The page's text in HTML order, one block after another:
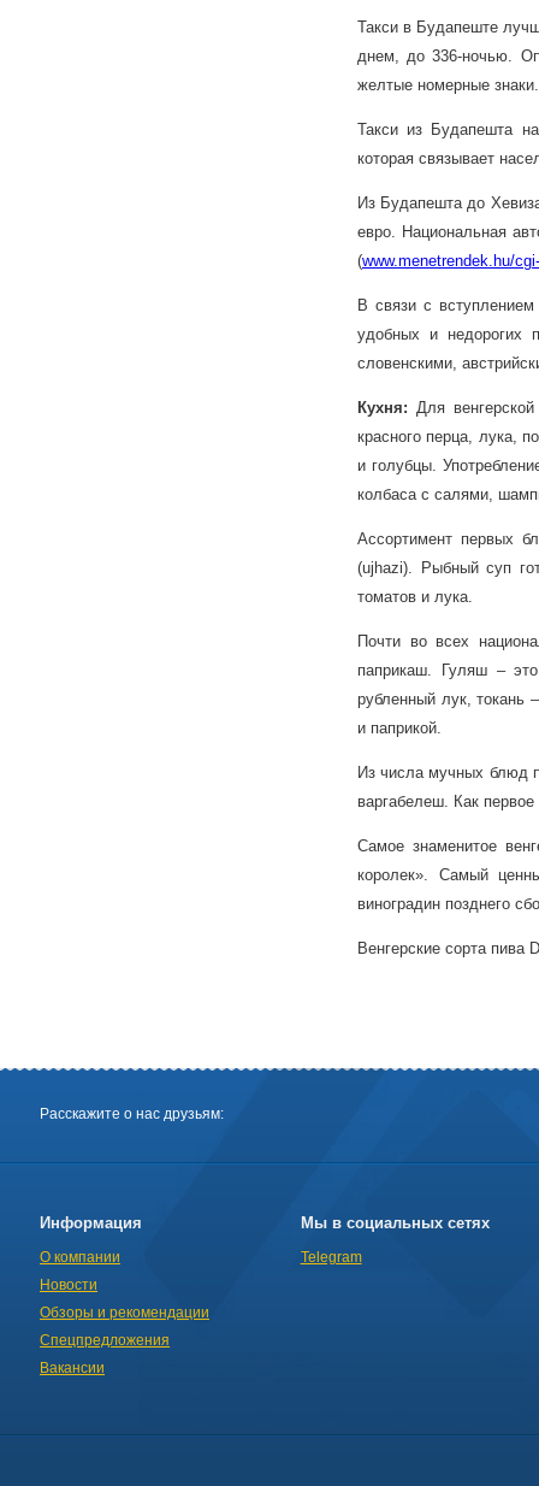
Такси в Будапеште
днем, до 336-ночью.
желтые номерные знаки.
Такси из Будапешта
которая связывает
Из Будапешта до
евро. Национальная
(www.menetrendek.hu/
В связи с
удобных и недорогих
словенскими,
Кухня:Для
красного перца, лука,
и голубцы.
колбаса с салями,
Ассортимент первых
(ujhazi). Рыбный суп
томатов и лука.
Почти во всех
паприкаш. Гуляш –
рубленный лук, токань
и паприкой.
Из числа мучных блюд
варгабелеш. Как
Самое знаменитое
королек». Самый
виноградин позднего
Венгерские сорта
Расскажите о нас друзьям:
Информация
О компании
Новости
Обзоры и рекомендации
Спецпредложения
Вакансии
Мы в социальных сетях
Telegram